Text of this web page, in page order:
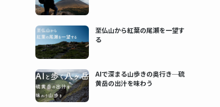
至仏山から紅葉の尾瀬を一望す
る
AIで深まる山歩きの奥行き─硫
黄岳の出汁を味わう